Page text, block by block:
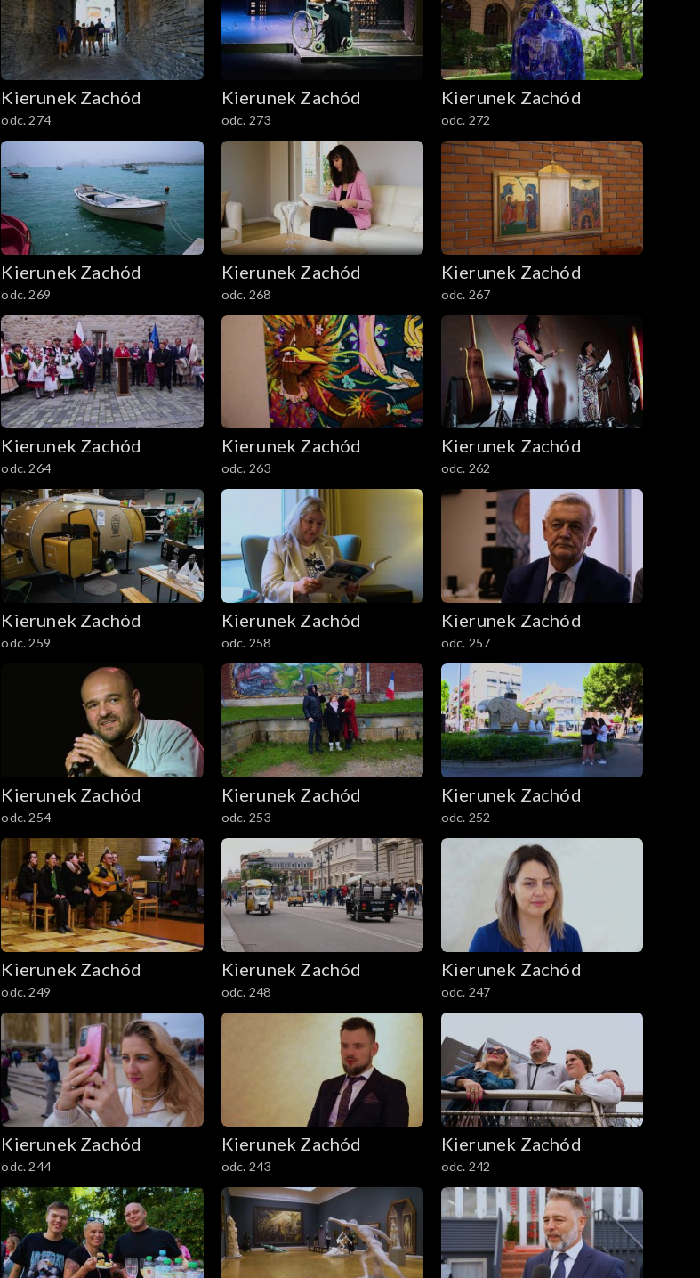
Kierunek Zachód
odc. 274
Kierunek Zachód
odc. 273
Kierunek Zachód
odc. 272
Kierunek Zachód
odc. 269
Kierunek Zachód
odc. 268
Kierunek Zachód
odc. 267
Kierunek Zachód
odc. 264
Kierunek Zachód
odc. 263
Kierunek Zachód
odc. 262
Kierunek Zachód
odc. 259
Kierunek Zachód
odc. 258
Kierunek Zachód
odc. 257
Kierunek Zachód
odc. 254
Kierunek Zachód
odc. 253
Kierunek Zachód
odc. 252
Kierunek Zachód
odc. 249
Kierunek Zachód
odc. 248
Kierunek Zachód
odc. 247
Kierunek Zachód
odc. 244
Kierunek Zachód
odc. 243
Kierunek Zachód
odc. 242